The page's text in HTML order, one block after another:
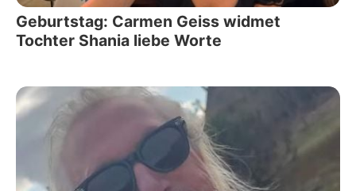
Geburtstag: Carmen Geiss widmet
Tochter Shania liebe Worte